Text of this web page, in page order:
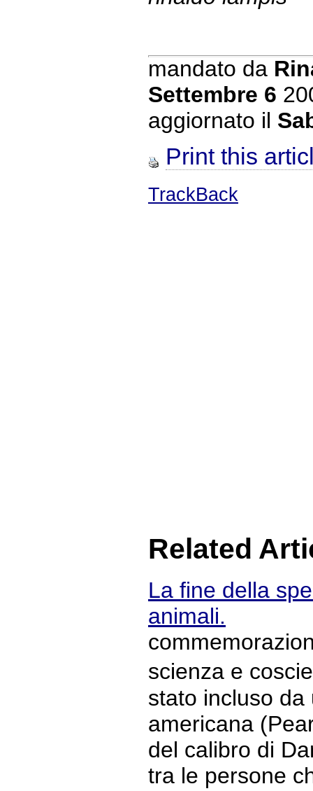
mandato da
Settembre 6
aggiornato il
Print this
TrackBack
Related
La fine della
animali.
scienza e
stato incluso
americana
del calibro di
tra le persone